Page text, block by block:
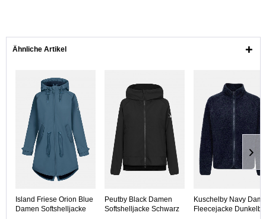
Ähnliche Artikel
Island Friese Orion Blue
Damen Softshelljacke
Peutby Black Damen
Softshelljacke Schwarz
Kuschelby Navy
Fleecejacke